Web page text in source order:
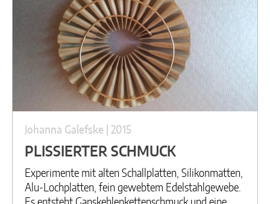
Johanna Galefske | 2015
PLISSIERTER SCHMUCK
Experimente mit alten Schallplatten, Silikonmatten,
Alu-Lochplatten, fein gewebtem Edelstahlgewebe.